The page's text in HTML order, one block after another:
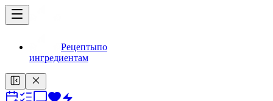
Рецептыпо
ингредиентам